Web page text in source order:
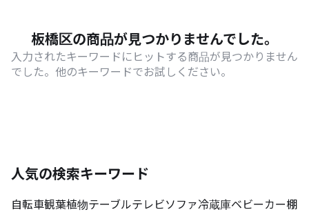
板橋区の商品が見つかりませんでした。
入力されたキーワードにヒットする商品が見つかりません
でした。他のキーワードでお試しください。
人気の検索キーワード
自転車観葉植物テーブルテレビソファ冷蔵庫ベビーカー棚